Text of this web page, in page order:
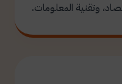
وتقنية المعلومات.